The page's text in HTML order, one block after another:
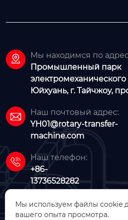
лапан;
Plc известного меж
дународного бренд
а;
вление электрическ
им и механическим
кулачком;
направляющие стол
бы и направляющи
е втулки;
автоматическая эле
Дополнительный: в

Мы находимся по
Промышленный парк
Юйхуань, г. Тайчжоу,

Наш почтовый адрес:
YH01@rotary-transfer-
machine.com

Наш телефон:
+86-
13736528282
Мы используем файлы cookie
вашего опыта просмотра.